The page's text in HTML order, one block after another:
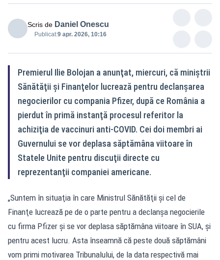
Scris de Daniel Onescu
Publicat:9 apr. 2026, 10:16
Premierul Ilie Bolojan a anunţat, miercuri, că miniştrii
Sănătăţii şi Finanţelor lucrează pentru declanşarea
negocierilor cu compania Pfizer, după ce România a
pierdut în primă instanţă procesul referitor la
achiziţia de vaccinuri anti-COVID. Cei doi membri ai
Guvernului se vor deplasa săptămâna viitoare în
Statele Unite pentru discuţii directe cu
reprezentanţii companiei americane.
„Suntem în situaţia în care Ministrul Sănătăţii şi cel de
Finanţe lucrează pe de o parte pentru a declanşa negocierile
cu firma Pfizer şi se vor deplasa săptămâna viitoare în SUA, şi
pentru acest lucru. Asta înseamnă că peste două săptămâni
vom primi motivarea Tribunalului, de la data respectivă mai